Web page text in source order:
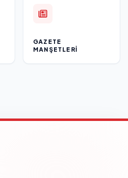
GAZETE
MANŞETLERI